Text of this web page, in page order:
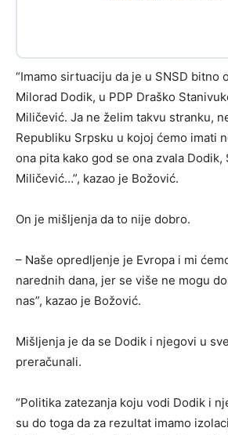
“Imamo sirtuaciju da je u SNSD bitno
Milorad Dodik, u PDP Draško
Miličević. Ja ne želim takvu stranku,
Republiku Srpsku u kojoj ćemo imati
ona pita kako god se ona zvala Dodik,
Miličević…”, kazao je Božović.
On je mišljenja da to nije dobro.
– Naše opredljenje je Evropa i mi
narednih dana, jer se više ne mogu
nas”, kazao je Božović.
Mišljenja je da se Dodik i njegovi u
preračunali.
“Politika zatezanja koju vodi Dodik i
su do toga da za rezultat imamo